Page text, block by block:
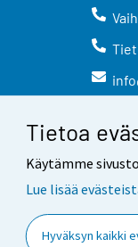
Tietoa
Käytämme
Lue lisää
Hyväksyn kaikki